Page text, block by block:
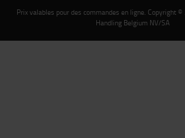
Prix valables pour des commandes en ligne. Copyright
Handling Belgium NV/SA